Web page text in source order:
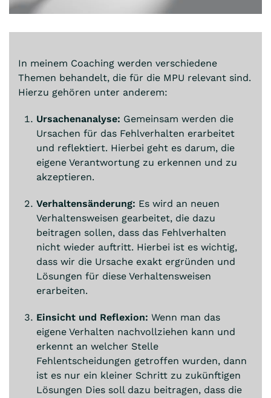
In meinem Coaching werden verschiedene
Themen behandelt, die für die MPU relevant sind.
Hierzu gehören unter anderem:
Ursachenanalyse: Gemeinsam werden die
Ursachen für das Fehlverhalten erarbeitet
und reflektiert. Hierbei geht es darum, die
eigene Verantwortung zu erkennen und zu
akzeptieren.
Verhaltensänderung: Es wird an neuen
Verhaltensweisen gearbeitet, die dazu
beitragen sollen, dass das Fehlverhalten
nicht wieder auftritt. Hierbei ist es wichtig,
dass wir die Ursache exakt ergründen und
Lösungen für diese Verhaltensweisen
erarbeiten.
Einsicht und Reflexion: Wenn man das
eigene Verhalten nachvollziehen kann und
erkennt an welcher Stelle
Fehlentscheidungen getroffen wurden, dann
ist es nur ein kleiner Schritt zu zukünftigen
Lösungen Dies soll dazu beitragen, dass die